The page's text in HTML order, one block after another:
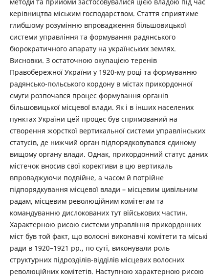
керівництва міським господарством. Стаття сприятиме
глибшому розумінню впровадження більшовицької
системи управління та формування радянського
бюрократичного апарату на українських землях.
Висновки. З остаточною окупацією теренів
Правобережної України у 1920-му році та формуванню
радянсько-польського кордону в містах прикордонної
смуги розпочався процес формування органів
більшовицької місцевої влади. Як і в інших населених
пунктах України цей процес був спрямований на
створення жорсткої вертикальної системи управлінських
статусів, де нижчий орган підпорядковувався єдиному
вищому органу влади. Однак, прикордонний статус даних
містечок вносив свої корективи в цю вертикаль
впроваджуючи подвійне, а часом й потрійне
підпорядкування місцевої влади – місцевим цивільним
радам, місцевим революційним комітетам та
командуванню дислокованих тут військових частин.
Характерною рисою системи управління прикордонних
міст був той факт, що волосні виконавчі комітети та міські
ради в 1920–1921 рр., по суті, виконували роль
структурних підрозділів-відділів місцевих волосних
революційних комітетів. Наступною характерною рисою